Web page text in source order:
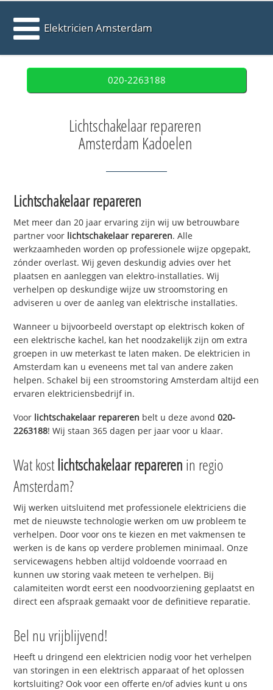
Elektricien Amsterdam
020-2263188
Lichtschakelaar repareren
Amsterdam Kadoelen
Lichtschakelaar repareren
Met meer dan 20 jaar ervaring zijn wij uw betrouwbare
partner voor lichtschakelaar repareren. Alle
werkzaamheden worden op professionele wijze opgepakt,
zónder overlast. Wij geven deskundig advies over het
plaatsen en aanleggen van elektro-installaties. Wij
verhelpen op deskundige wijze uw stroomstoring en
adviseren u over de aanleg van elektrische installaties.
Wanneer u bijvoorbeeld overstapt op elektrisch koken of
een elektrische kachel, kan het noodzakelijk zijn om extra
groepen in uw meterkast te laten maken. De elektricien in
Amsterdam kan u eveneens met tal van andere zaken
helpen. Schakel bij een stroomstoring Amsterdam altijd een
ervaren elektriciensbedrijf in.
Voor lichtschakelaar repareren belt u deze avond020-
2263188! Wij staan 365 dagen per jaar voor u klaar.
Wat kostlichtschakelaar repareren in regio
Amsterdam?
Wij werken uitsluitend met professionele elektriciens die
met de nieuwste technologie werken om uw probleem te
verhelpen. Door voor ons te kiezen en met vakmensen te
werken is de kans op verdere problemen minimaal. Onze
servicewagens hebben altijd voldoende voorraad en
kunnen uw storing vaak meteen te verhelpen. Bij
calamiteiten wordt eerst een noodvoorziening geplaatst en
direct een afspraak gemaakt voor de definitieve reparatie.
Bel nu vrijblijvend!
Heeft u dringend een elektricien nodig voor het verhelpen
van storingen in een elektrisch apparaat of het oplossen
kortsluiting? Ook voor een offerte en/of advies kunt u ons